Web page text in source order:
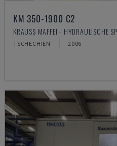
KM 350-1900 C2
KRAUSS MAFFEI - HYDRAULISCHE
TSCHECHIEN 2006